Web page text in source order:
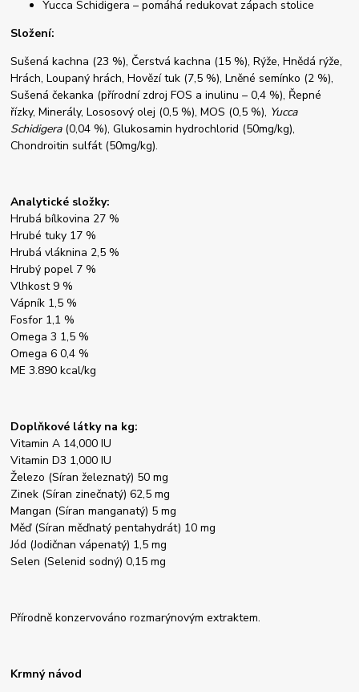
Yucca Schidigera – pomáhá redukovat zápach stolice
Složení:
Sušená kachna (23 %), Čerstvá kachna (15 %), Rýže, Hnědá rýže,
Hrách, Loupaný hrách, Hovězí tuk (7,5 %), Lněné semínko (2 %),
Sušená čekanka (přírodní zdroj FOS a inulinu – 0,4 %), Řepné
řízky, Minerály, Lososový olej (0,5 %), MOS (0,5 %), Yucca
Schidigera(0,04 %), Glukosamin hydrochlorid (50mg/kg),
Chondroitin sulfát (50mg/kg).
Analytické složky:
Hrubá bílkovina 27 %
Hrubé tuky 17 %
Hrubá vláknina 2,5 %
Hrubý popel 7 %
Vlhkost 9 %
Vápník 1,5 %
Fosfor 1,1 %
Omega 3 1,5 %
Omega 6 0,4 %
ME 3.890 kcal/kg
Doplňkové látky na kg:
Vitamin A 14,000 IU
Vitamin D3 1,000 IU
Železo (Síran železnatý) 50 mg
Zinek (Síran zinečnatý) 62,5 mg
Mangan (Síran manganatý) 5 mg
Měď (Síran měďnatý pentahydrát) 10 mg
Jód (Jodičnan vápenatý) 1,5 mg
Selen (Selenid sodný) 0,15 mg
Přírodně konzervováno rozmarýnovým extraktem.
Krmný návod